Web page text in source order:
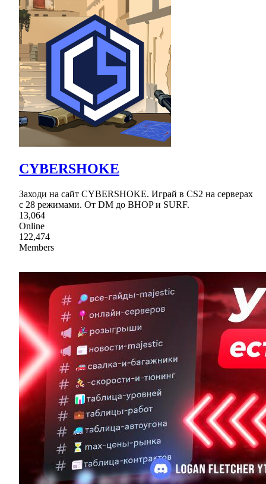
CYBERSHOKE
Заходи на сайт CYBERSHOKE. Играй в CS2 на серверах
с 28 режимами. От DM до BHOP и SURF.
13,064
Online
122,474
Members